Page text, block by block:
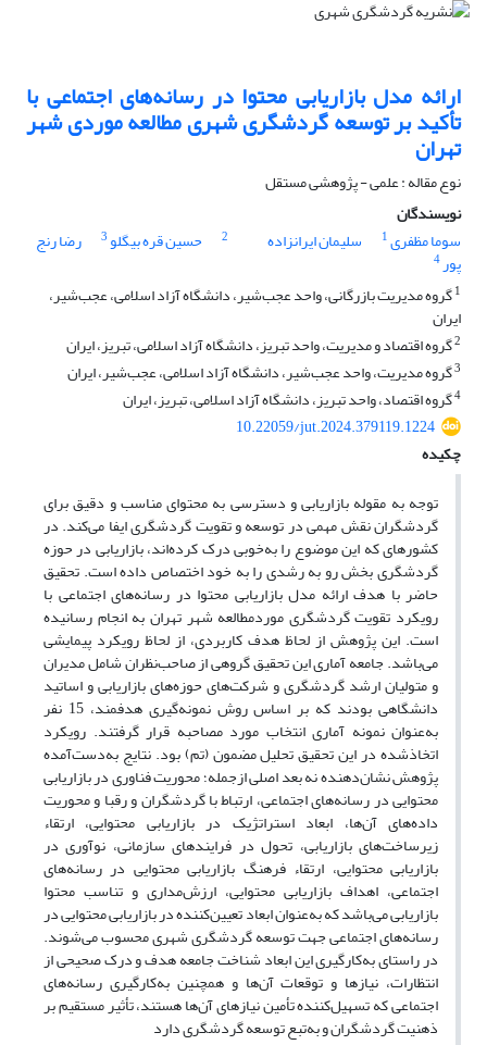
ارائه مدل بازاریابی محتوا در رسانه‌های اجتماعی با
تأکید بر توسعه گردشگری شهری مطالعه موردی شهر
تهران
نوع مقاله : علمی - پژوهشی مستقل
نویسندگان
سوما مظفری1 سلیمان ایرانزاده 2 حسین قره بیگلو3 رضا رنج
پور4
1گروه مدیریت بازرگانی، واحد عجب‌شیر، دانشگاه آزاد اسلامی، عجب‌شیر،
ایران
2گروه اقتصاد و مدیریت، واحد تبریز، دانشگاه آزاد اسلامی، تبریز، ایران
3گروه مدیریت، واحد عجب‌شیر، دانشگاه آزاد اسلامی، عجب‌شیر، ایران
4گروه اقتصاد، واحد تبریز، دانشگاه آزاد اسلامی، تبریز، ایران
10.22059/jut.2024.379119.1224
چکیده
توجه به مقوله بازاریابی و دسترسی به محتوای مناسب و دقیق برای
گردشگران نقش مهمی در توسعه و تقویت گردشگری ایفا می‌کند. در
کشورهای که این موضوع را به‌خوبی درک کرده‌اند، بازاریابی در حوزه
گردشگری بخش رو به رشدی را به خود اختصاص داده است. تحقیق
حاضر با هدف ارائه مدل بازاریابی محتوا در رسانه‌های اجتماعی با
رویکرد تقویت گردشگری موردمطالعه شهر تهران به انجام رسانیده
است. این پژوهش از لحاظ هدف کاربردی، از لحاظ رویکرد پیمایشی
می‌باشد. جامعه آماری این تحقیق گروهی از صاحب‌نظران شامل مدیران
و متولیان ارشد گردشگری و شرکت‌های حوزه‌های بازاریابی و اساتید
دانشگاهی بودند که بر اساس روش نمونه‌گیری هدفمند، 15 نفر
به‌عنوان نمونه آماری انتخاب مورد مصاحبه قرار گرفتند. رویکرد
اتخاذشده در این تحقیق تحلیل مضمون (تم) بود. نتایج به‌دست‌آمده
پژوهش نشان‌دهنده نه بعد اصلی ازجمله؛ محوریت فناوری در بازاریابی
محتوایی در رسانه‌های اجتماعی، ارتباط با گردشگران و رقبا و محوریت
داده‌های آن‌ها، ابعاد استراتژیک در بازاریابی محتوایی، ارتقاء
زیرساخت‌های بازاریابی، تحول در فرایندهای سازمانی، نوآوری در
بازاریابی محتوایی، ارتقاء فرهنگ بازاریابی محتوایی در رسانه‌های
اجتماعی، اهداف بازاریابی محتوایی، ارزش‌مداری و تناسب محتوا
بازاریابی می‌باشد که به‌عنوان ابعاد تعیین‌کننده در بازاریابی محتوایی در
رسانه‌های اجتماعی جهت توسعه گردشگری شهری محسوب می‌شوند.
در راستای به‌کارگیری این ابعاد شناخت جامعه هدف و درک صحیحی از
انتظارات، نیازها و توقعات آن‌ها و همچنین به‌کارگیری رسانه‌های
اجتماعی که تسهیل‌کننده تأمین نیازهای آن‌ها هستند، تأثیر مستقیم بر
ذهنیت گردشگران و به‌تبع توسعه گردشگری دارد